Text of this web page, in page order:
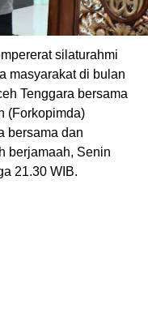
silaturahmi
masyarakat di bulan
Tenggara bersama
(Forkopimda)
bersama dan
berjamaah, Senin
21.30 WIB.